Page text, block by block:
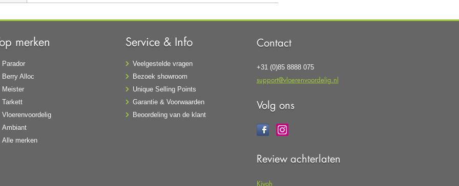
merken
Parador
Berry Alloc
Meister
Tarkett
Vloerenvoordelig
Ambiant
Alle merken
Service & Info
Veelgestelde vragen
Bezoek showroom
Unique Selling Points
Garantie & Voorwaarden
Beoordeling van de klant
Contact
+31 (0)85 8888 075
support@vloerenvoordelig.nl
Volg ons
Review achterlaten
Kiyoh